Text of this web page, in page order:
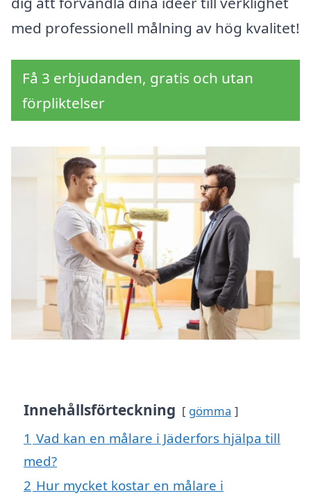
med professionell målning av hög kvalitet!
Få 3 erbjudanden, gratis och utan
förpliktelser
Innehållsförteckning gömma
1 Vad kan en målare i Jäderfors hjälpa till
med?
2 Hur mycket kostar en målare i